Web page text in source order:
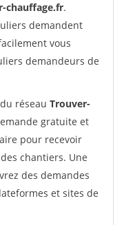
chauffage.fr.
demandent
vous
demandeurs de
réseau Trouver-
gratuite et
pour recevoir
chantiers. Une
des demandes
et sites de